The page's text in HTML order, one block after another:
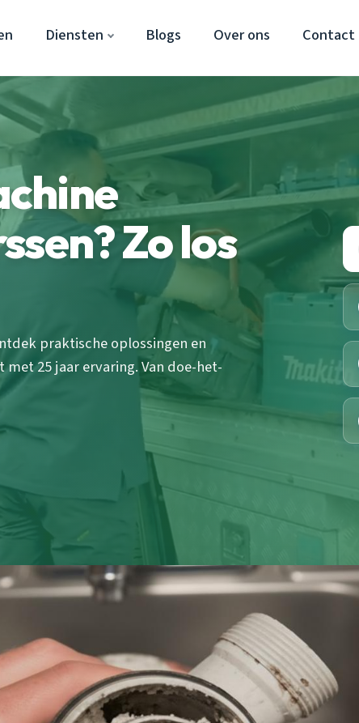
Diensten Blogs Over ons Contact
Zo los
praktische oplossingen en
25 jaar ervaring. Van doe-het-